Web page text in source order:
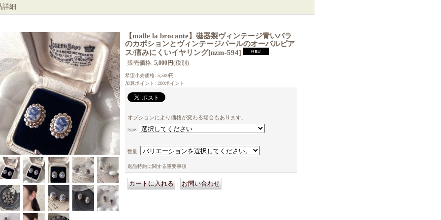
詳細
【malle la brocante】磁器製ヴィンテージ青いバラ
のカボションとヴィンテージパールのオーバルピア
ス/痛みにくいイヤリング[nzm-594]
販売価格: 5,000円(税別)
希望小売価格: 5,500円
加算ポイント: 200ポイント
オプションにより価格が変わる場合もあります。
type:
数量:
返品特約に関する重要事項